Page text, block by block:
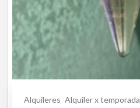
Alquileres Alquiler x temporada